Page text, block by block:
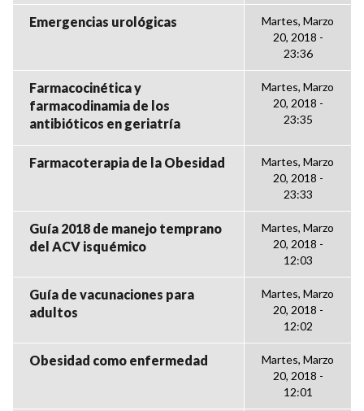
Emergencias urológicas
Martes, Marzo
20, 2018 -
23:36
Farmacocinética y
farmacodinamia de los
antibióticos en geriatría
Martes, Marzo
20, 2018 -
23:35
Farmacoterapia de la Obesidad
Martes, Marzo
20, 2018 -
23:33
Guía 2018 de manejo temprano
del ACV isquémico
Martes, Marzo
20, 2018 -
12:03
Guía de vacunaciones para
adultos
Martes, Marzo
20, 2018 -
12:02
Obesidad como enfermedad
Martes, Marzo
20, 2018 -
12:01